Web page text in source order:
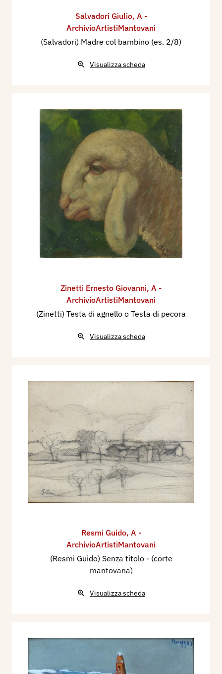
Salvadori Giulio, A -
ArchivioArtistiMantovani
(Salvadori) Madre col bambino (es. 2/8)
Visualizza scheda
Zinetti Ernesto Giovanni, A -
ArchivioArtistiMantovani
(Zinetti) Testa di agnello o Testa di pecora
Visualizza scheda
Resmi Guido, A -
ArchivioArtistiMantovani
(Resmi Guido) Senza titolo - (corte
mantovana)
Visualizza scheda